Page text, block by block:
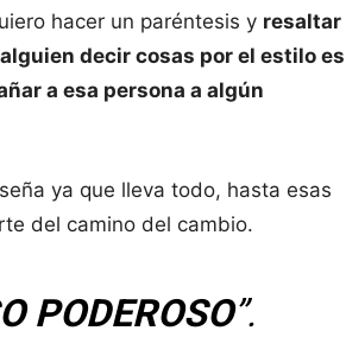
hacer un paréntesis y resaltar
decir cosas por el estilo es
a esa persona a algún
ya que lleva todo, hasta esas
del camino del cambio.
PODEROSO”.